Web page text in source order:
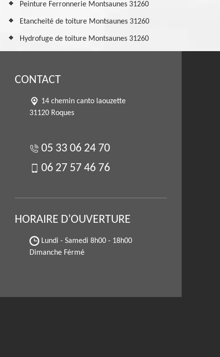
Peinture Ferronnerie Montsaunes 31260
Etancheité de toiture Montsaunes 31260
Hydrofuge de toiture Montsaunes 31260
CONTACT
14 chemin canto laouzette
31120 Roques
05 33 06 24 70
06 27 57 46 76
HORAIRE D'OUVERTURE
Lundi - Samedi 8h00 - 18h00
Dimanche Férmé